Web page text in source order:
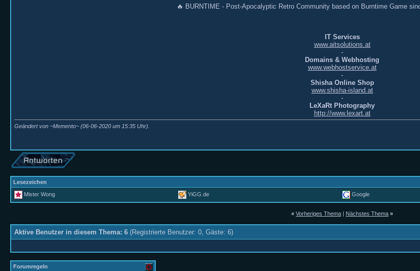
🔥 BURNTIME - Post-Apocalyptic Retro Community based on Burntime Game
IT Services
www.aitsolutions.at
-
Domains & Webhosting
www.webhostservice.at
-
Shisha Online Shop
www.shisha-island.at
-
LeXaRt Photography
http://www.lexart.at
Geändert von ~Memento~ (06-06-2020 um 15:35 Uhr).
Lesezeichen
Mister Wong
YiGG.de Google
« Vorheriges Thema | Nächstes Thema »
Aktive Benutzer in diesem Thema: 6 (Registrierte Benutzer: 0, Gäste: 6)
Forumregeln